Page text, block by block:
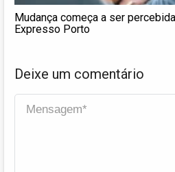
Mudança começa a ser
Expresso Porto
Deixe um comentário